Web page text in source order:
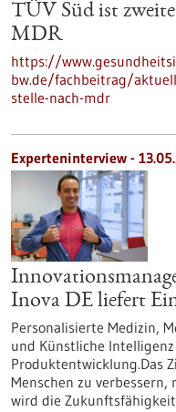
TÜV Süd ist
MDR
https://
bw.de/fachbeitrag/
stelle-nach-mdr
Experteninterview -
Inova DE liefert
Personalisierte Medizin,
und Künstliche
Produktentwicklung.Das
Menschen zu
wird die